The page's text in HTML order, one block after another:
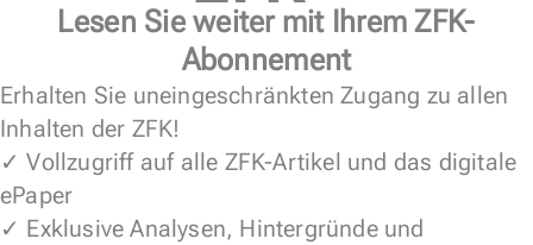
Lesen Sie weiter mit Ihrem ZFK-
Abonnement
Erhalten Sie uneingeschränkten Zugang zu allen
Inhalten der ZFK!
✓ Vollzugriff auf alle ZFK-Artikel und das digitale
ePaper
✓ Exklusive Analysen, Hintergründe und